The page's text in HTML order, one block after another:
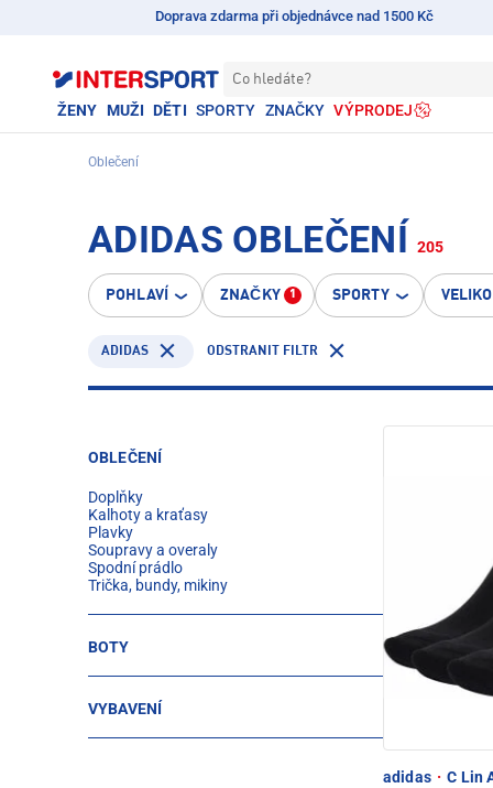
Doprava zdarma při objednávce nad 1500 Kč
Co hledáte?
ŽENY MUŽI DĚTI SPORTY ZNAČKY VÝPRODEJ
Oblečení
ADIDAS OBLEČENÍ 205
POHLAVÍ ZNAČKY 1 SPORTY
ADIDAS ODSTRANIT FILTR
OBLEČENÍ
Doplňky
Kalhoty a kraťasy
Plavky
Soupravy a overaly
Spodní prádlo
Trička, bundy, mikiny
BOTY
VYBAVENÍ
adidas · C Lin